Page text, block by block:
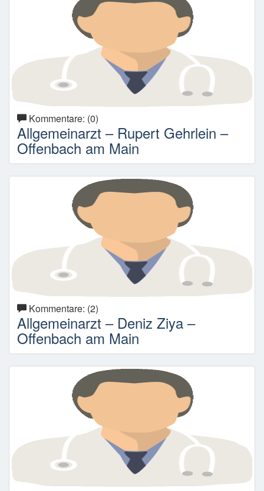
Kommentare: (0)
Allgemeinarzt – Rupert Gehrlein –
Offenbach am Main
Kommentare: (2)
Allgemeinarzt – Deniz Ziya –
Offenbach am Main